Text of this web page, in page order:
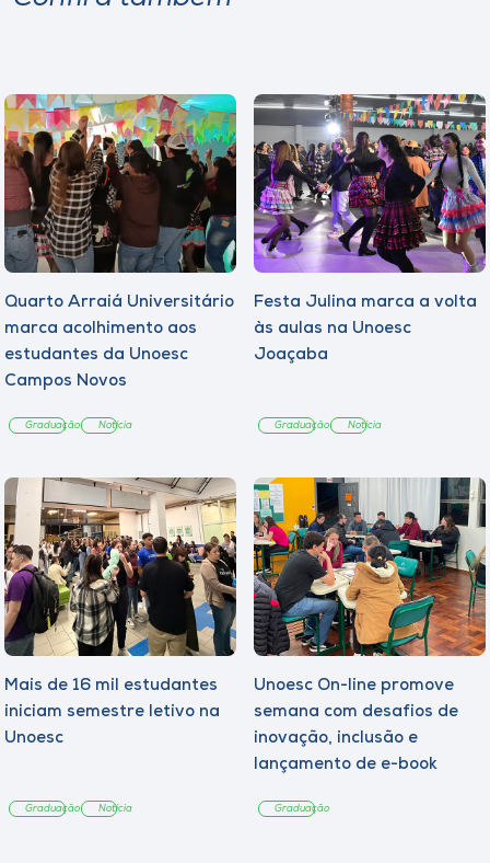
Quarto Arraiá Universitário
marca acolhimento aos
estudantes da Unoesc
Campos Novos
Graduação Notícia
Festa Julina marca a volta
às aulas na Unoesc
Joaçaba
Graduação Notícia
Mais de 16 mil estudantes
iniciam semestre letivo na
Unoesc
Graduação Notícia
Unoesc On-line promove
semana com desafios de
inovação, inclusão e
lançamento de e-book
Graduação